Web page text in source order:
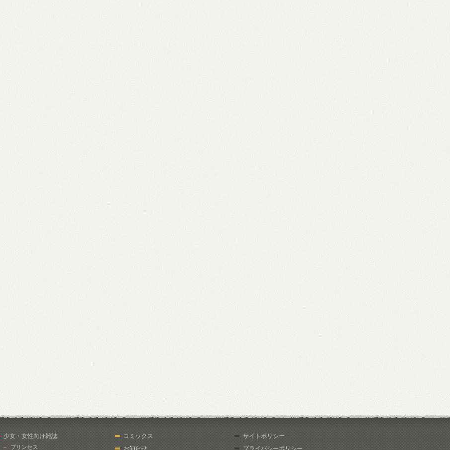
少女・女性向け雑誌
プリンセス
コミックス
お知らせ
サイトポリシー
プライバシーポリシー